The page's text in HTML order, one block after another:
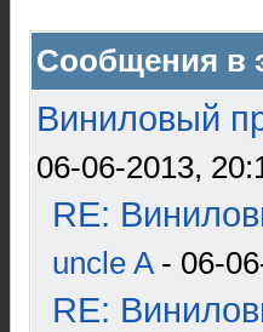
Сообщения в
Виниловый
06-06-2013,
RE:
uncle A- 06-
RE: